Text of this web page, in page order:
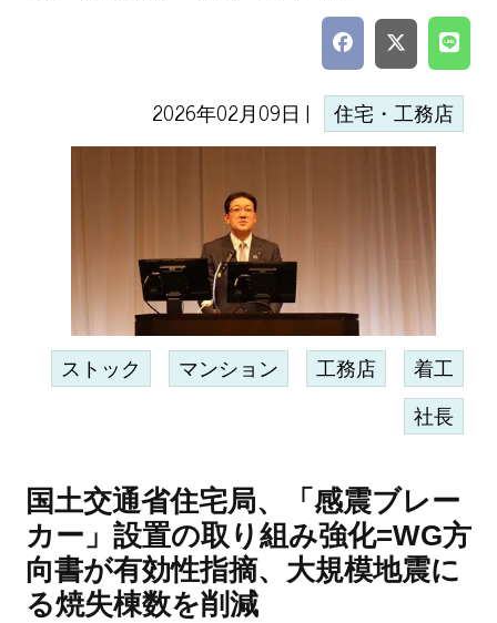
2026年02月09日 | 住宅・工務店
ストック マンション 工務店 着工
社長
国土交通省住宅局、「感震ブレー
カー」設置の取り組み強化=WG方
向書が有効性指摘、大規模地震に
る焼失棟数を削減